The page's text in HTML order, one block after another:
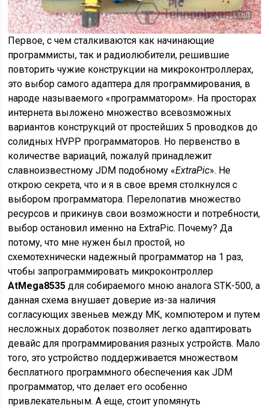
Первое, с чем сталкиваются как начинающие
программисты, так и радиолюбители, решившие
повторить чужие конструкции на микроконтроллерах,
это выбор самого адаптера для программирования, в
народе называемого «программатором». На просторах
интернета выложено множество всевозможных
вариантов конструкций от простейших 5 проводков до
солидных HVPP программаторов. Но первенство в
количестве вариаций, пожалуй принадлежит
славноизвестному JDM подобному «ExtraPic». Не
открою секрета, что и я в свое время столкнулся с
выбором программатора. Перелопатив множество
ресурсов и прикинув свои возможности и потребности,
выбор остановил именно на ExtraPic. Почему? Да
потому, что мне нужен был простой, но
схемотехнически надежный программатор на 1 раз,
чтобы запрограммировать микроконтроллер
AtMega8535 для собираемого мною аналога STK-500, а
данная схема внушает доверие из-за наличия
согласующих звеньев между МК, компютером и путем
несложных доработок позволяет легко адаптировать
девайс для программирования разных устройств. Мало
того, это устройство поддерживается множеством
бесплатного программного обеспечения как JDM
программатор, что делает его особенно
привлекательным. А еще, стоит упомянуть